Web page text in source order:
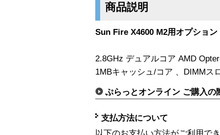
商品説明
Sun Fire X4600 M2用オプション
2.8GHz デュアルコア AMD
1MBキャッシュ/コア 、DIMMス
ぷらっとオンライン ご購入の
支払方法について